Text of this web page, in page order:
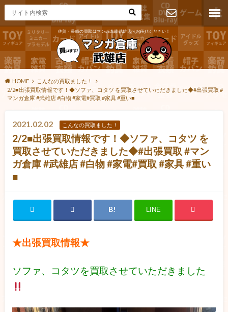
佐賀・長崎の買取はマンガ倉庫武雄店へお任せください！
お問い合わ
せ
HOME
こんなの買取ました！
2/2■出張買取情報です！◆ソファ、コタツ を買取させていただきました◆#出張買取 #
マンガ倉庫 #武雄店 #白物 #家電#買取 #家具 #重い■
2021.02.02 こんなの買取ました！
2/2■出張買取情報です！◆ソファ、コタツ を
買取させていただきました◆#出張買取 #マン
ガ倉庫 #武雄店 #白物 #家電#買取 #家具 #重い
■
LINE
★出張買取情報★
ソファ、コタツを買取させていただきました